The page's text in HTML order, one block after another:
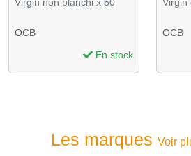
OCB
En stock
OCB
Les marques Voir